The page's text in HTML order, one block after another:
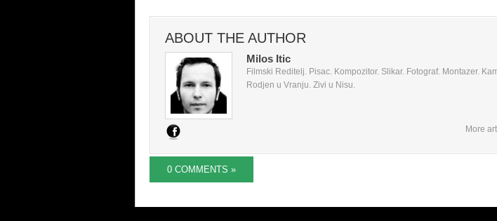
ABOUT THE AUTHOR
Milos Itic
Filmski Reditelj. Pisac. Kompozitor. Slikar. Fotograf. Montazer.
Rodjen u Vranju. Zivi u Nisu.
More
0 COMMENTS »